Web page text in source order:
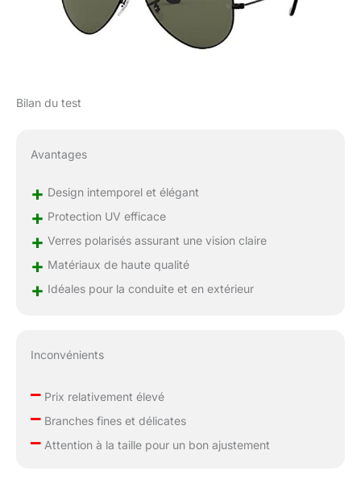
Bilan du test
Avantages
+ Design intemporel et élégant
+ Protection UV efficace
+ Verres polarisés assurant une vision claire
+ Matériaux de haute qualité
+ Idéales pour la conduite et en extérieur
Inconvénients
–Prix relativement élevé
–Branches fines et délicates
–Attention à la taille pour un bon ajustement